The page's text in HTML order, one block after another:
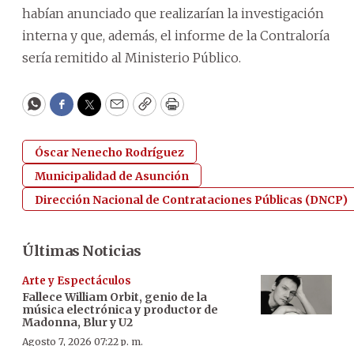
habían anunciado que realizarían la investigación
interna y que, además, el informe de la Contraloría
sería remitido al Ministerio Público.
WhatsApp
Facebook
Twitter
EmailCopyPrint
Óscar Nenecho Rodríguez
Municipalidad de Asunción
Dirección Nacional de Contrataciones Públicas (DNCP)
Últimas Noticias
Arte y Espectáculos
Fallece William Orbit, genio de la
música electrónica y productor de
Madonna, Blur y U2
Agosto 7, 2026 07:22 p. m.